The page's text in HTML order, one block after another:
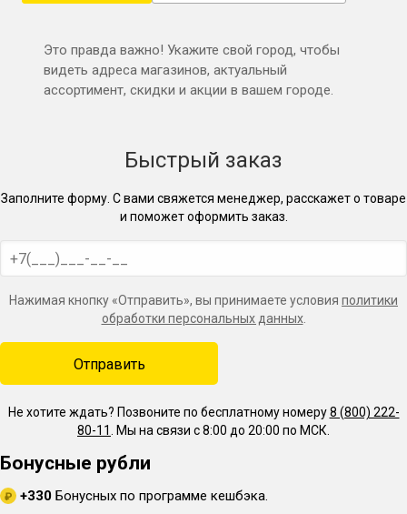
Это правда важно! Укажите свой город, чтобы
видеть адреса магазинов, актуальный
ассортимент, скидки и акции в вашем городе.
Быстрый заказ
Заполните форму. С вами свяжется менеджер, расскажет о товаре
и поможет оформить заказ.
Нажимая кнопку «Отправить», вы принимаете условия политики
обработки персональных данных.
Не хотите ждать? Позвоните по бесплатному номеру8 (800) 222-
80-11. Мы на связи с 8:00 до 20:00 по МСК.
Бонусные рубли
₽ +330 Бонусных по программе кешбэка.